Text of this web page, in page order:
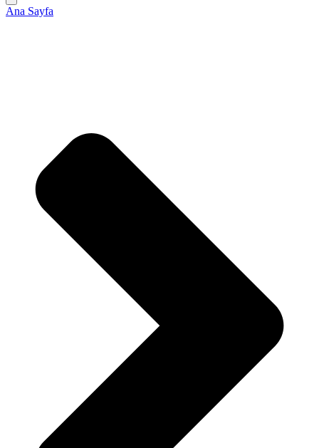
Ana Sayfa